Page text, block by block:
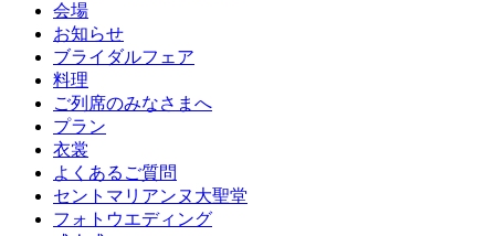
会場
お知らせ
ブライダルフェア
料理
ご列席のみなさまへ
プラン
衣裳
よくあるご質問
セントマリアンヌ大聖堂
フォトウエディング